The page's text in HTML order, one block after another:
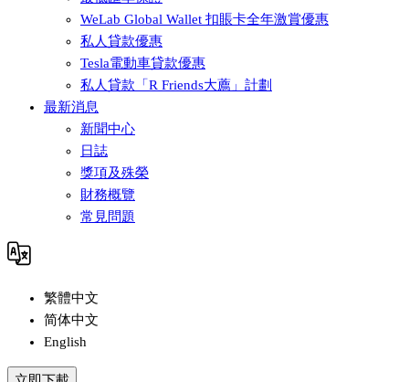
WeLab Global Wallet 扣賬卡全年激賞優惠
私人貸款優惠
Tesla電動車貸款優惠
私人貸款「R Friends大薦」計劃
最新消息
新聞中心
日誌
獎項及殊榮
財務概覽
常見問題
繁體中文
简体中文
English